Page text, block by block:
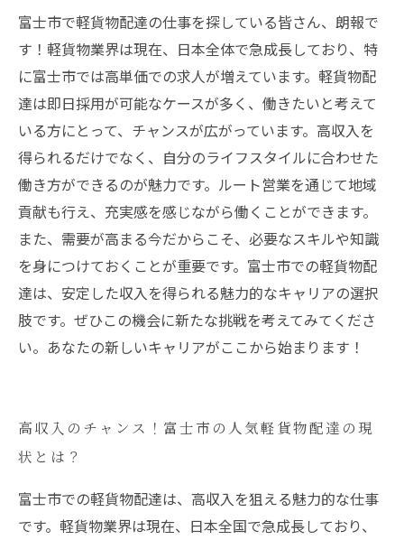
魅力
軽貨物配送で自由なライフスタイルを手に入れ
る
富士で高収入を実現！成功する軽貨物配達の秘
訣
富士市で軽貨物配達の仕事を探している皆さん、朗報で
す！軽貨物業界は現在、日本全体で急成長しており、特
に富士市では高単価での求人が増えています。軽貨物配
達は即日採用が可能なケースが多く、働きたいと考えて
いる方にとって、チャンスが広がっています。高収入を
得られるだけでなく、自分のライフスタイルに合わせた
働き方ができるのが魅力です。ルート営業を通じて地域
貢献も行え、充実感を感じながら働くことができます。
また、需要が高まる今だからこそ、必要なスキルや知識
を身につけておくことが重要です。富士市での軽貨物配
達は、安定した収入を得られる魅力的なキャリアの選択
肢です。ぜひこの機会に新たな挑戦を考えてみてくださ
い。あなたの新しいキャリアがここから始まります！
高収入のチャンス！富士市の人気軽貨物配達の現
状とは？
富士市での軽貨物配達は、高収入を狙える魅力的な仕事
です。軽貨物業界は現在、日本全国で急成長しており、